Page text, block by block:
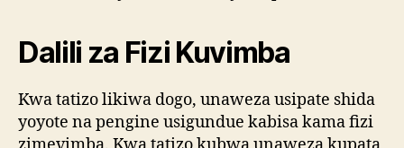
Dalili za Fizi Kuvimba
Kwa tatizo likiwa dogo, unaweza usipate shida
yoyote na pengine usigundue kabisa kama fizi